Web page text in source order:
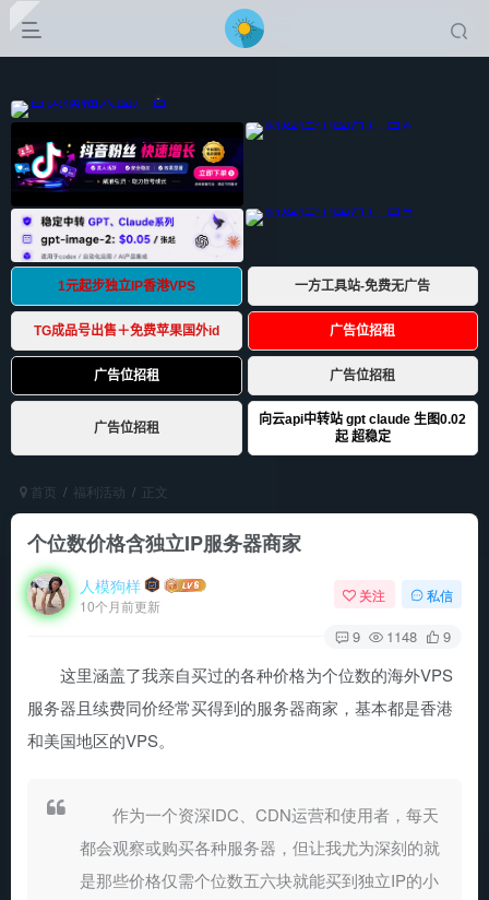
首页 福利活动 正文
个位数价格含独立IP服务器商家
人模狗样
10个月前更新
关注 私信
9 1148 9
这里涵盖了我亲自买过的各种价格为个位数的海外VPS
服务器且续费同价经常买得到的服务器商家，基本都是香港
和美国地区的VPS。
作为一个资深IDC、CDN运营和使用者，每天
都会观察或购买各种服务器，但让我尤为深刻的就
是那些价格仅需个位数五六块就能买到独立IP的小